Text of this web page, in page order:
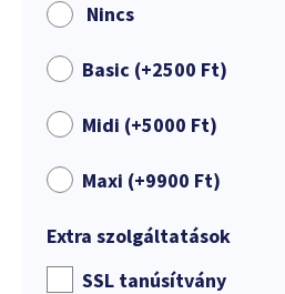
Nincs
Basic (+2500 Ft)
Midi (+5000 Ft)
Maxi (+9900 Ft)
Extra szolgáltatások
SSL tanúsítvány